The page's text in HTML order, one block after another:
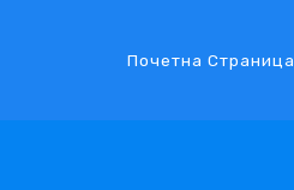
Почетна Страница